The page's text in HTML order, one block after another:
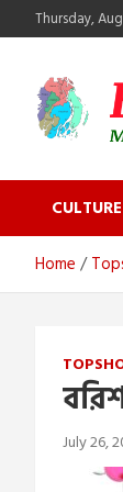
to
Thursday,
CULTURE
Home
July 26,